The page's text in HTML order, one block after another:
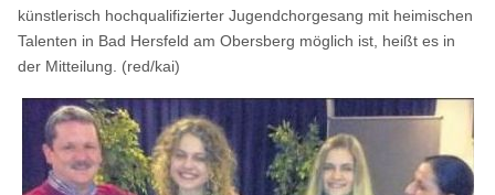
künstlerisch hochqualifizierter Jugendchorgesang mit heimischen
Talenten in Bad Hersfeld am Obersberg möglich ist, heißt es in
der Mitteilung. (red/kai)